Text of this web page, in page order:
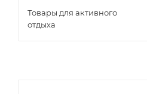
Товары для активного
отдыха